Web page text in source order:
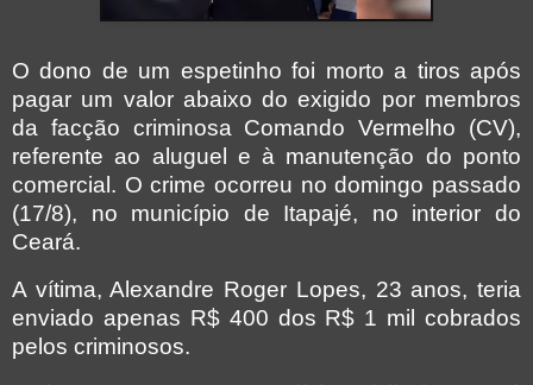
O dono de um espetinho foi morto a tiros após
pagar um valor abaixo do exigido por membros
da facção criminosa Comando Vermelho (CV),
referente ao aluguel e à manutenção do ponto
comercial. O crime ocorreu no domingo passado
(17/8), no município de Itapajé, no interior do
Ceará.
A vítima, Alexandre Roger Lopes, 23 anos, teria
enviado apenas R$ 400 dos R$ 1 mil cobrados
pelos criminosos.